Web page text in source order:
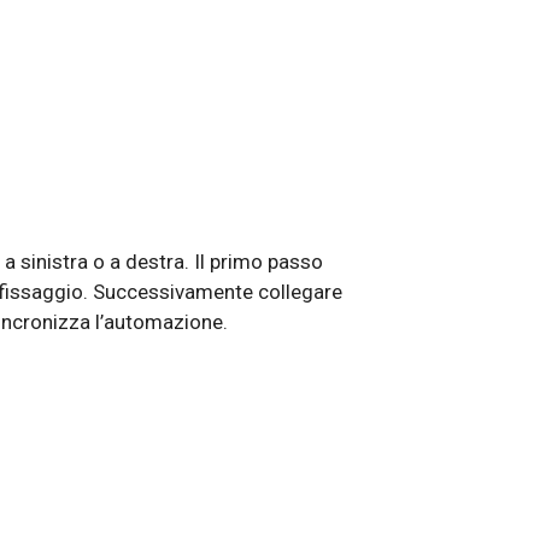
sinistra o a destra. Il primo passo
Successivamente collegare
l’automazione.